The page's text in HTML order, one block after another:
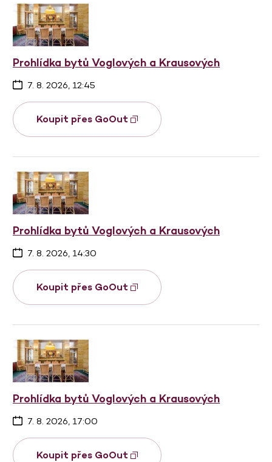
Prohlídka bytů Voglových a Krausových
7. 8. 2026, 12:45
Koupit přes GoOut
Prohlídka bytů Voglových a Krausových
7. 8. 2026, 14:30
Koupit přes GoOut
Prohlídka bytů Voglových a Krausových
7. 8. 2026, 17:00
Koupit přes GoOut